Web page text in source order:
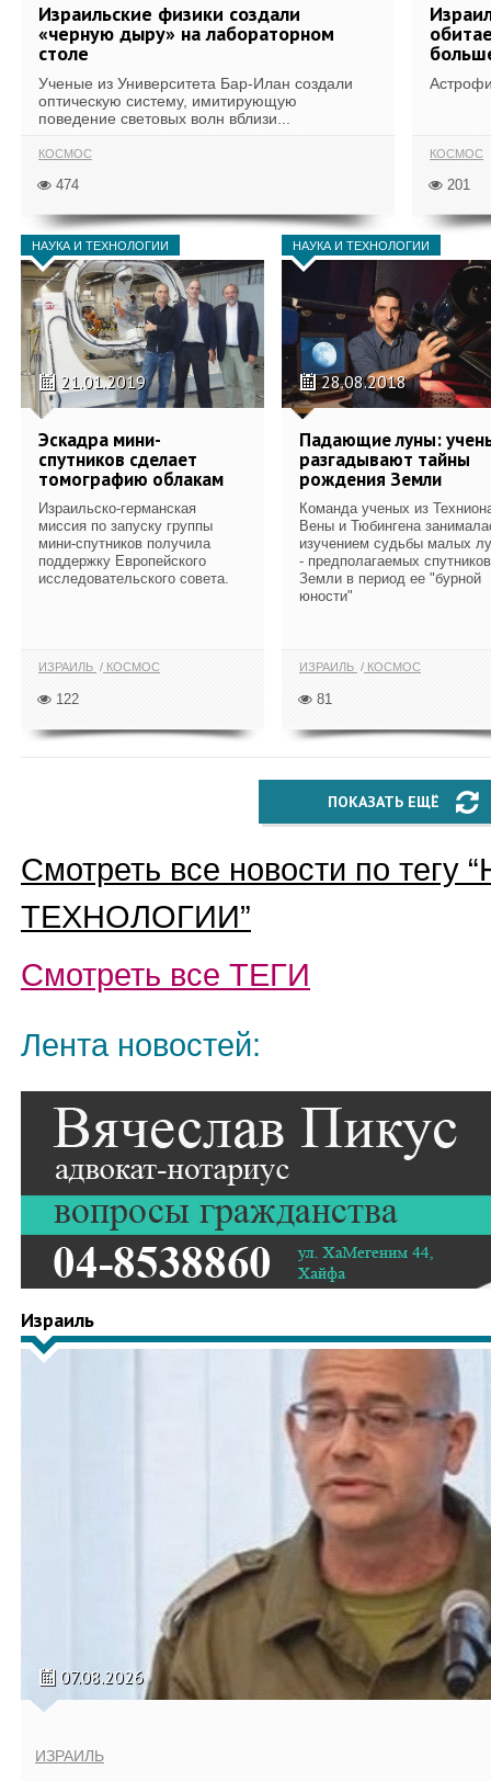
Израильские физики создали
«черную дыру» на лабораторном
столе
Ученые из Университета Бар-Илан создали
оптическую систему, имитирующую
поведение световых волн вблизи...
КОСМОС
474
КОСМОС
201
НАУКА И ТЕХНОЛОГИИ
21.01.2019
Эскадра мини-
спутников сделает
томографию облакам
Израильско-германская
миссия по запуску группы
мини-спутников получила
поддержку Европейского
исследовательского совета.
ИЗРАИЛЬ КОСМОС
122
НАУКА И ТЕХНОЛОГИИ
28.08.2018
Падающие луны:
разгадывают тайны
рождения Земли
Команда ученых из
Вены и Тюбингена
изучением судьбы малых
- предполагаемых спутников
Земли в период ее "бурной
юности"
ИЗРАИЛЬ КОСМОС
81
ПОКАЗАТЬ ЕЩЁ
Смотреть все новости по тегу “
ТЕХНОЛОГИИ”
Смотреть все ТЕГИ
Лента новостей:
Израиль
07.08.2026
ИЗРАИЛЬ